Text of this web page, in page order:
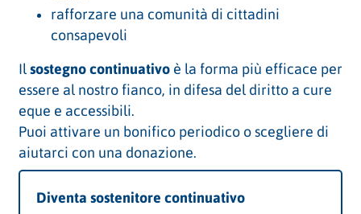
rafforzare una comunità di cittadini
consapevoli
Il sostegno continuativo è la forma più efficace per
essere al nostro fianco, in difesa del diritto a cure
eque e accessibili.
Puoi attivare un bonifico periodico o scegliere di
aiutarci con una donazione.
Diventa sostenitore continuativo